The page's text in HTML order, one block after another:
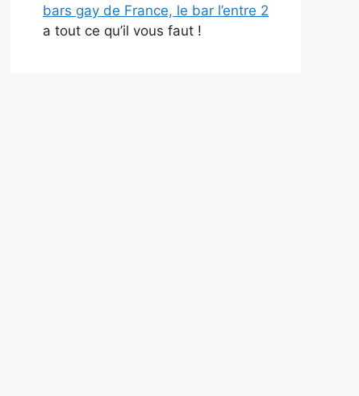
bars gay de France, le bar l’entre 2
a tout ce qu’il vous faut !